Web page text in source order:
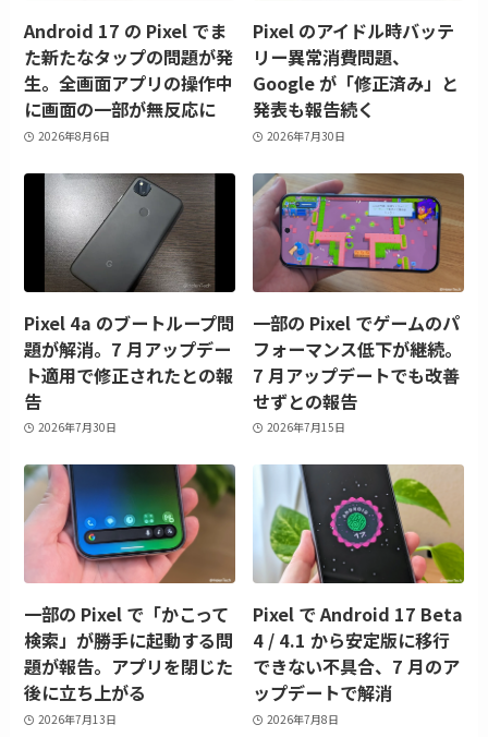
Android 17 の Pixel でま
た新たなタップの問題が発
生。全画面アプリの操作中
に画面の一部が無反応に
2026年8月6日
Pixel のアイドル時バッテ
リー異常消費問題、
Google が「修正済み」と
発表も報告続く
2026年7月30日
Pixel 4a のブートループ問
題が解消。7 月アップデー
ト適用で修正されたとの報
告
2026年7月30日
一部の Pixel でゲームのパ
フォーマンス低下が継続。
7 月アップデートでも改善
せずとの報告
2026年7月15日
一部の Pixel で「かこって
検索」が勝手に起動する問
題が報告。アプリを閉じた
後に立ち上がる
2026年7月13日
Pixel で Android 17 Beta
4 / 4.1 から安定版に移行
できない不具合、7 月のア
ップデートで解消
2026年7月8日